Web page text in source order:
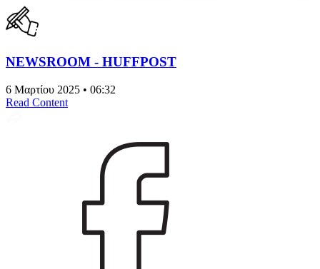
NEWSROOM - HUFFPOST
6 Μαρτίου 2025 • 06:32
Read Content